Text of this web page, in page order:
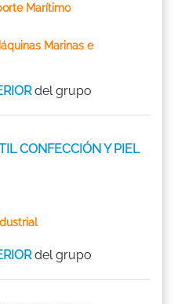
Marítimo
Marinas e
del grupo
CONFECCIÓN Y PIEL
del grupo